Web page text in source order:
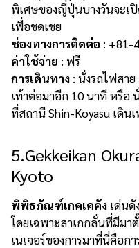
พิเศษของญี่ปุ่นบางวันจะเ
เพื่อชดเชย
ช่องทางการติดต่อ : +81-
ค่าใช้จ่าย : ฟรี
การเดินทาง : นั่งรถไฟสา
เท้าต่อมาอีก 10 นาที หรือ
ที่สถานี Shin-Koyasu เดิน
5.Gekkeikan
Kyoto
พิพิธภัณฑ์เกคเคคัง เด่นดั
โดยเฉพาะสาเกกลั่นที่มีม
เนเจอร์ของการมาที่นี่คือ